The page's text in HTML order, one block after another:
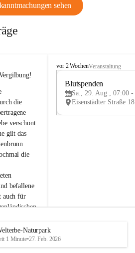
sehen
die
verschont
gilt das
die
befallene
auch für
oder
Bitte
Winzer
B
e
u
e
d
vor 2 WochenVeranstaltung
Blutspenden
Sa., 29. Aug., 07:00 -
Naturpark
1 Minute•27. Feb. 2026